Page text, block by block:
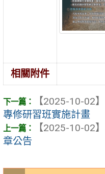
相關附件
【2025-10-02】
專修研習班實施計畫
【2025-10-02】
章公告